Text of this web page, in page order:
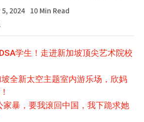
5, 2024 10 Min Read
学生！走进新加坡顶尖艺术院校
全新太空主题室内游乐场，欣妈
家暴，要我滚回中国，我下跪求她